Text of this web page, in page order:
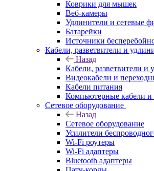
Коврики для мышек
Веб-камеры
Удлинители и сетевые
Батарейки
Источники
Кабели, разветвители и
Назад
Кабели, разветвители и
Видеокабели и
Кабели питания
Компьютерные кабели и
Сетевое оборудование
Назад
Сетевое оборудование
Усилители
Wi-Fi роутеры
Wi-Fi адаптеры
Bluetooth адаптеры